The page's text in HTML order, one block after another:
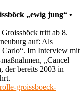
„ewig jung“ •
Groissböck tritt ab 8.
auf: Als
Carlo“. Im Interview mit
„Cancel
der bereits 2003 in
groissboeck-